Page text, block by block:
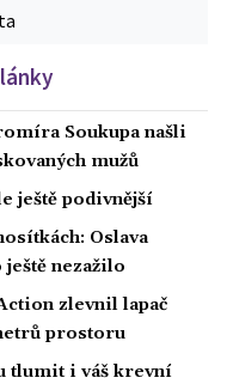
Soukupa našli
mužů
ještě podivnější
Oslava
nezažilo
zlevnil lapač
prostoru
tlumit i váš krevní